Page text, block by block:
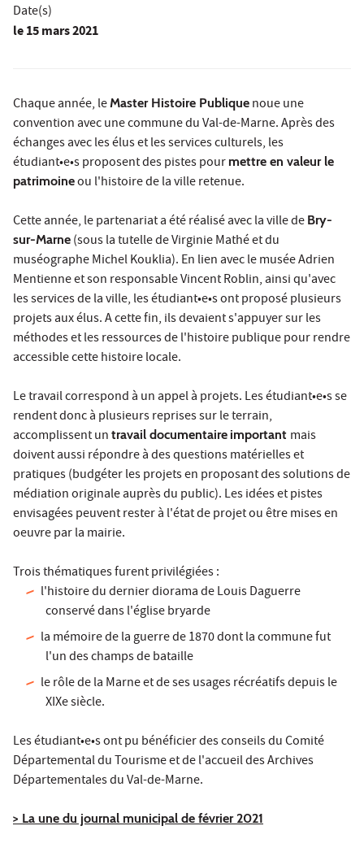
Date(s)
le15 mars 2021
Chaque année, leMaster Histoire Publique noue une
convention avec une commune du Val-de-Marne. Après des
échanges avec les élus et les services culturels, les
étudiant•e•s proposent des pistes pour mettre en valeur le
patrimoineou l'histoire de la ville retenue.
Cette année, le partenariat a été réalisé avec la ville de Bry-
sur-Marne (sous la tutelle de Virginie Mathé et du
muséographe Michel Kouklia). En lien avec le musée Adrien
Mentienne et son responsable Vincent Roblin, ainsi qu'avec
les services de la ville, les étudiant•e•s ont proposé plusieurs
projets aux élus. A cette fin, ils devaient s'appuyer sur les
méthodes et les ressources de l'histoire publique pour rendre
accessible cette histoire locale.
Le travail correspond à un appel à projets. Les étudiant•e•s se
rendent donc à plusieurs reprises sur le terrain,
accomplissent un travail documentaire important mais
doivent aussi répondre à des questions matérielles et
pratiques (budgéter les projets en proposant des solutions de
médiation originale auprès du public). Les idées et pistes
envisagées peuvent rester à l'état de projet ou être mises en
oeuvre par la mairie.
Trois thématiques furent privilégiées :
l'histoire du dernier diorama de Louis Daguerre
conservé dans l'église bryarde
la mémoire de la guerre de 1870 dont la commune fut
l'un des champs de bataille
le rôle de la Marne et de ses usages récréatifs depuis le
XIXe siècle.
Les étudiant•e•s ont pu bénéficier des conseils du Comité
Départemental du Tourisme et de l'accueil des Archives
Départementales du Val-de-Marne.
> La une du journal municipal de février 2021